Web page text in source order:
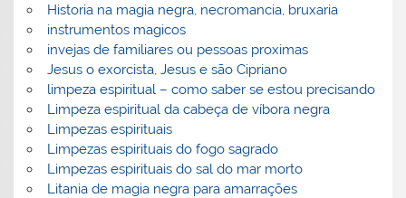
Historia na magia negra, necromancia, bruxaria
instrumentos magicos
invejas de familiares ou pessoas proximas
Jesus o exorcista, Jesus e são Cipriano
limpeza espiritual – como saber se estou precisando
Limpeza espiritual da cabeça de víbora negra
Limpezas espirituais
Limpezas espirituais do fogo sagrado
Limpezas espirituais do sal do mar morto
Litania de magia negra para amarrações